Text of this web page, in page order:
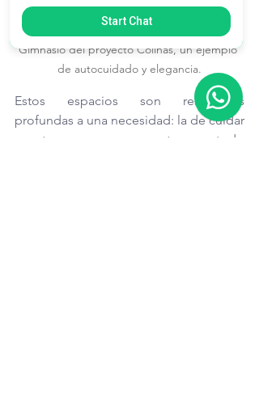
Gimnasio del proyecto Colinas, un ejemplo
de autocuidado y elegancia.
Estos espacios son respuestas
profundas a una necesidad: la de cuidar
nuestro cuerpo y mente en todo
Start Chat